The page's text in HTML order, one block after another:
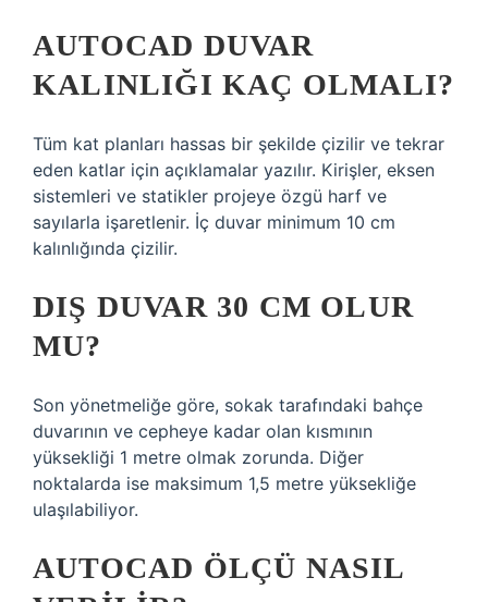
AUTOCAD DUVAR
KALINLIĞI KAÇ OLMALI?
Tüm kat planları hassas bir şekilde çizilir ve tekrar
eden katlar için açıklamalar yazılır. Kirişler, eksen
sistemleri ve statikler projeye özgü harf ve
sayılarla işaretlenir. İç duvar minimum 10 cm
kalınlığında çizilir.
DIŞ DUVAR 30 CM OLUR
MU?
Son yönetmeliğe göre, sokak tarafındaki bahçe
duvarının ve cepheye kadar olan kısmının
yüksekliği 1 metre olmak zorunda. Diğer
noktalarda ise maksimum 1,5 metre yüksekliğe
ulaşılabiliyor.
AUTOCAD ÖLÇÜ NASIL